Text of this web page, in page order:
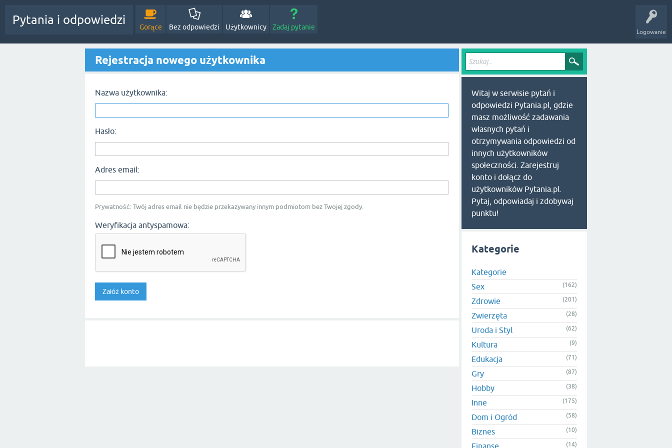
Logowanie
Pytania i odpowiedzi
Gorące Bez odpowiedzi Użytkownicy Zadaj pytanie
Rejestracja nowego użytkownika
Nazwa użytkownika:
Hasło:
Adres email:
Prywatność: Twój adres email nie będzie przekazywany innym podmiotom bez Twojej zgody.
Weryfikacja antyspamowa:
Witaj w serwisie pytań i
odpowiedzi Pytania.pl, gdzie
masz możliwość zadawania
własnych pytań i
otrzymywania odpowiedzi od
innych użytkowników
społeczności. Zarejestruj
konto i dołącz do
użytkowników Pytania.pl.
Pytaj, odpowiadaj i zdobywaj
punktu!
Kategorie
Kategorie
Sex
(162)
Zdrowie (201)
Zwierzęta (28)
Uroda i Styl (62)
Kultura (9)
Edukacja (71)
Gry (87)
Hobby (38)
Inne (175)
Dom i Ogród (58)
Biznes (10)
Finanse (14)